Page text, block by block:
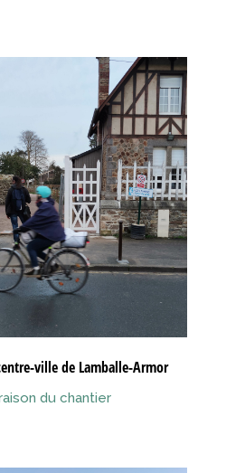
ville de Lamballe-Armor
du chantier